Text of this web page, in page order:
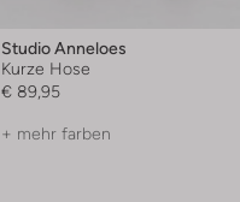
Studio Anneloes
Kurze Hose
€ 89,95
+ mehr farben